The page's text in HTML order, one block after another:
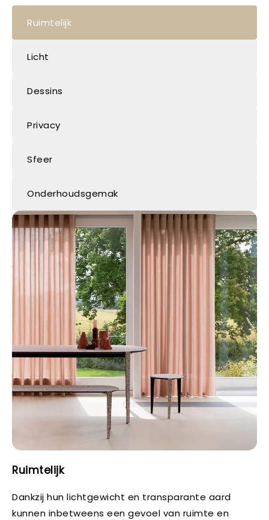
Ruimtelijk
Dankzij hun lichtgewicht en transparante aard
kunnen inbetweens een gevoel van ruimte en
Ruimtelijk
Licht
Dessins
Privacy
Sfeer
Onderhoudsgemak